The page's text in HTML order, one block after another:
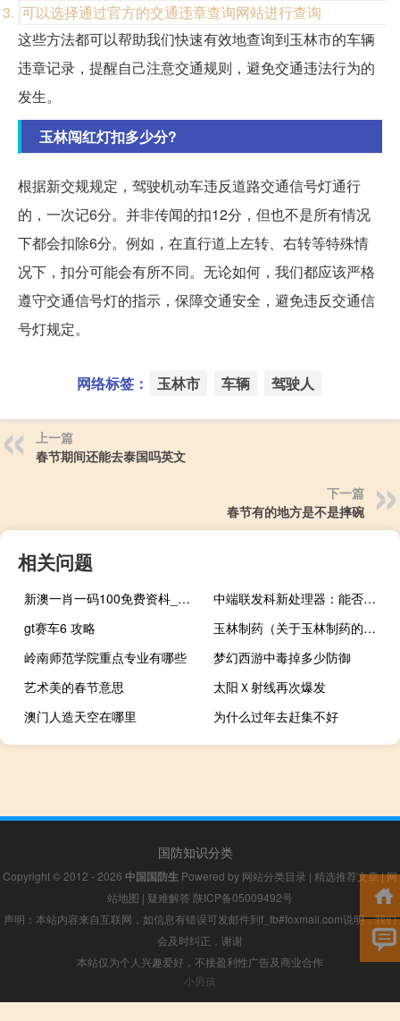
可以选择通过官方的交通违章查询网站进行查询
这些方法都可以帮助我们快速有效地查询到玉林市的车辆
违章记录，提醒自己注意交通规则，避免交通违法行为的
发生。
玉林闯红灯扣多少分?
根据新交规规定，驾驶机动车违反道路交通信号灯通行
的，一次记6分。并非传闻的扣12分，但也不是所有情况
下都会扣除6分。例如，在直行道上左转、右转等特殊情
况下，扣分可能会有所不同。无论如何，我们都应该严格
遵守交通信号灯的指示，保障交通安全，避免违反交通信
号灯规定。
网络标签： 玉林市 车辆 驾驶人
上一篇
春节期间还能去泰国吗英文
下一篇
春节有的地方是不是摔碗
相关问题
新澳一肖一码100免费资枓_智能AI深度解析_百度大脑版A12.31.498
中端联发科新处理器：能否超越SM7475
gt赛车6 攻略
玉林制药（关于玉林制药的介绍）
岭南师范学院重点专业有哪些
梦幻西游中毒掉多少防御
艺术美的春节意思
太阳Ｘ射线再次爆发
澳门人造天空在哪里
为什么过年去赶集不好
国防知识分类
Copyright © 2012 - 2026 中国国防生 Powered by 网站分类目录 | 精选推荐文章|网
站地图 | 疑难解答 陕ICP备05009492号
声明：本站内容来自互联网，如信息有错误可发邮件到f_fb#foxmail.com说明，我们
会及时纠正，谢谢
本站仅为个人兴趣爱好，不接盈利性广告及商业合作
小男孩